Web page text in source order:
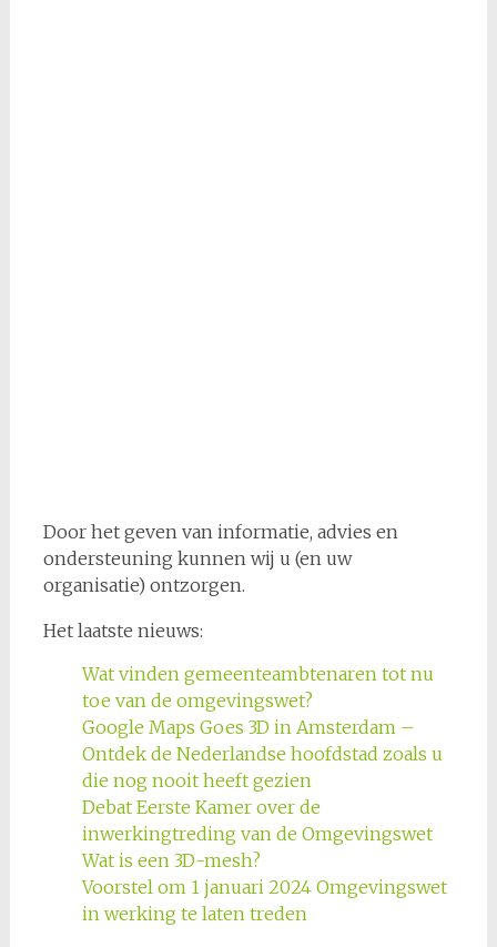
Door het geven van informatie, advies en
ondersteuning kunnen wij u (en uw
organisatie) ontzorgen.
1 free no deposit
free spins no deposit win real money
Het laatste nieuws:
Wat vinden gemeenteambtenaren tot nu
toe van de omgevingswet?
Google Maps Goes 3D in Amsterdam –
Ontdek de Nederlandse hoofdstad zoals u
die nog nooit heeft gezien
Debat Eerste Kamer over de
inwerkingtreding van de Omgevingswet
Wat is een 3D-mesh?
Voorstel om 1 januari 2024 Omgevingswet
in werking te laten treden